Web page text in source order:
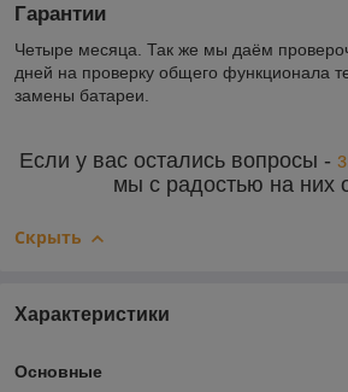
Гарантии
Четыре месяца. Так же мы даём
дней на проверку общего функционала
замены батареи.
Если у вас остались вопросы -
мы с радостью на них
Скрыть
Характеристики
Основные